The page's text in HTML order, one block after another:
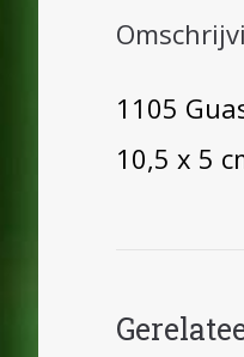
1105
10,5 x 5